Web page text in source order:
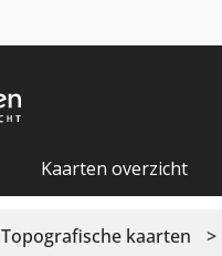
Kaarten overzicht
Topografische kaarten >